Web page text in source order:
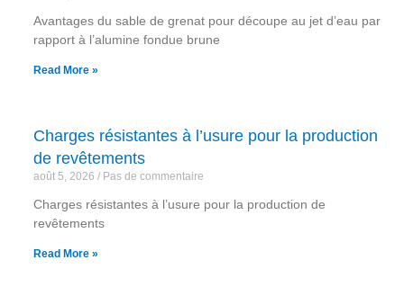
Avantages du sable de grenat pour découpe au jet d’eau par
rapport à l’alumine fondue brune
Read More »
Charges résistantes à l’usure pour la production
de revêtements
août 5, 2026 Pas de commentaire
Charges résistantes à l’usure pour la production de
revêtements
Read More »